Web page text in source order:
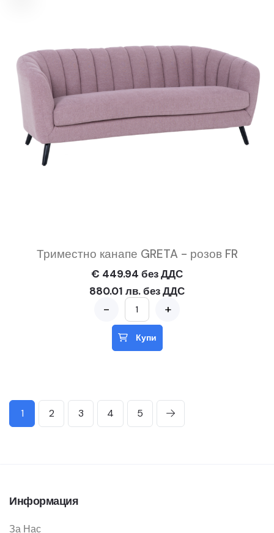
Триместно канапе GRETA - розов FR
€ 449.94 без ДДС
880.01 лв. без ДДС
- +
Купи
1 2 3 4 5
Информация
За Нас